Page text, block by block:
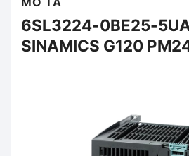
6SL3224-0BE25-
SINAMICS G120